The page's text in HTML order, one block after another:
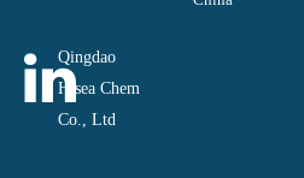
Qingdao
Hisea Chem
Co., Ltd